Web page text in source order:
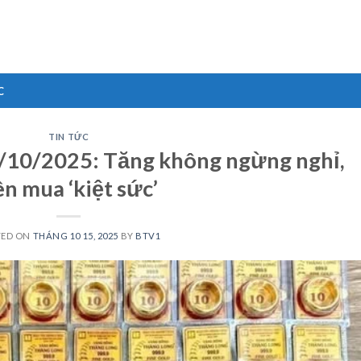
TIN TỨC
10/2025: Tăng không ngừng nghỉ,
mua ‘kiệt sức’
ON THÁNG 10 15, 2025 BY BTV1